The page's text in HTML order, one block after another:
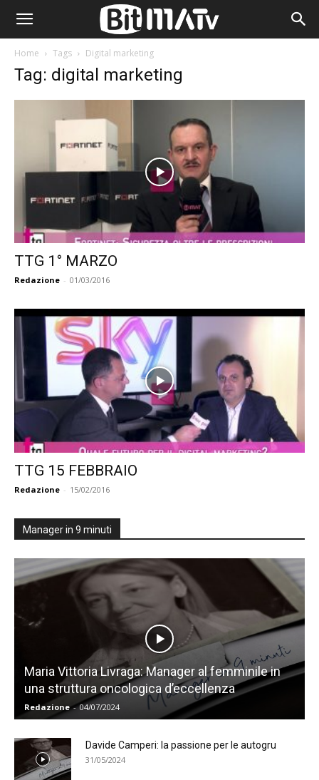
Home Tags Digital marketing
Tag: digital marketing
TTG 1° MARZO
Redazione - 01/03/2016
TTG 15 FEBBRAIO
Redazione - 15/02/2016
Manager in 9 minuti
Maria Vittoria Livraga: Manager al femminile in
una struttura oncologica d’eccellenza
Redazione - 04/07/2024
Davide Camperi: la passione per le autogru
31/05/2024